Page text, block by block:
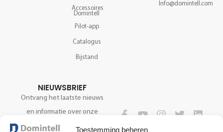
Toestemming beheren
Accessoires
Domintell
Pilot-app
Catalogus
Bijstand
Info@domintell.com
NIEUWSBRIEF
Ontvang het laatste nieuws
en informatie over onze
technologie.
VOLG ONS